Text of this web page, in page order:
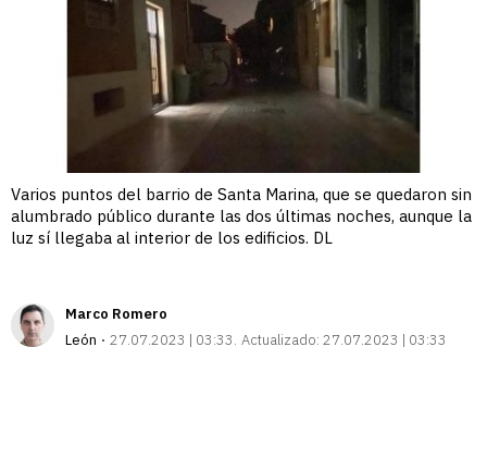
Varios puntos del barrio de Santa Marina, que se quedaron sin
alumbrado público durante las dos últimas noches, aunque la
luz sí llegaba al interior de los edificios. DL
Marco Romero
León
27.07.2023 | 03:33 Actualizado: 27.07.2023 | 03:33